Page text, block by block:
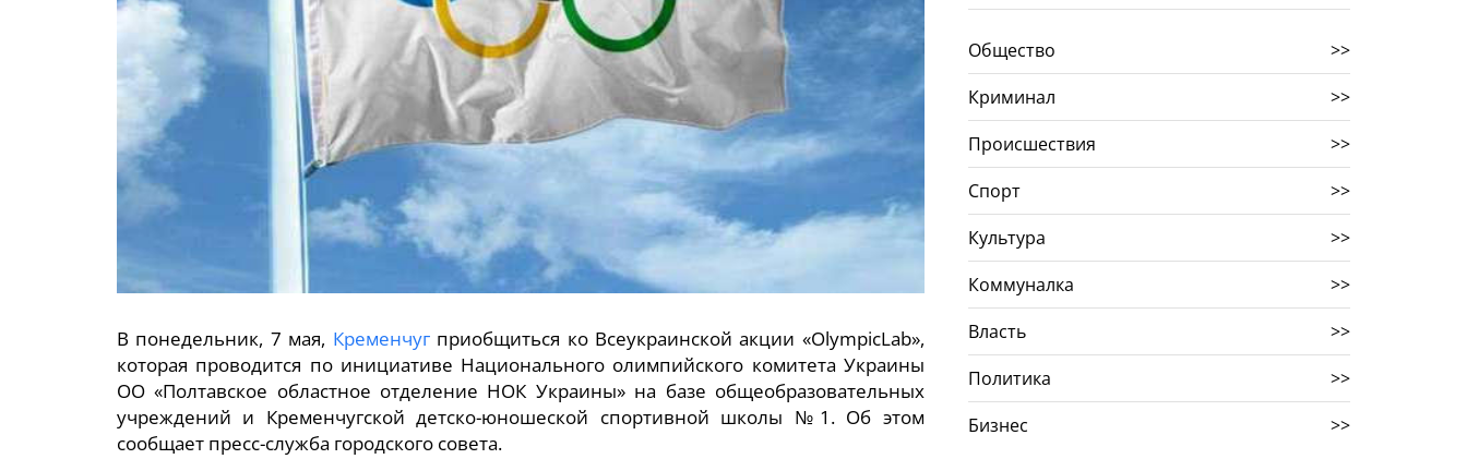
В понедельник, 7 мая, Кременчугприобщиться ко Всеукраинской акции «OlympicLab»,
которая проводится по инициативе Национального олимпийского комитета Украины
ОО «Полтавское областное отделение НОК Украины» на базе общеобразовательных
учреждений и Кременчугской детско-юношеской спортивной школы №1. Об этом
сообщает пресс-служба городского совета.
Общество
>>
Криминал
>>
Происшествия
>>
Спорт
>>
Культура
>>
Коммуналка
>>
Власть
>>
Политика
>>
Бизнес
>>